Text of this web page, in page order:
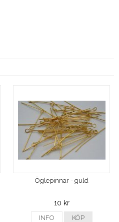
Öglepinnar - guld
10 kr
INFO KÖP